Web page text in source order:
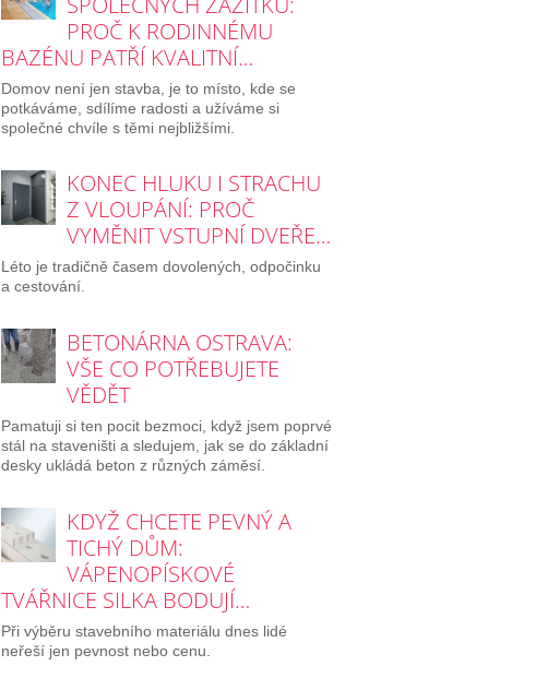
PROČ K RODINNÉMU
BAZÉNU PATŘÍ KVALITNÍ…
Domov není jen stavba, je to místo, kde se
potkáváme, sdílíme radosti a užíváme si
společné chvíle s těmi nejbližšími.
KONEC HLUKU I STRACHU
Z VLOUPÁNÍ: PROČ
VYMĚNIT VSTUPNÍ DVEŘE…
Léto je tradičně časem dovolených, odpočinku
a cestování.
BETONÁRNA OSTRAVA:
VŠE CO POTŘEBUJETE
VĚDĚT
Pamatuji si ten pocit bezmoci, když jsem poprvé
stál na staveništi a sledujem, jak se do základní
desky ukládá beton z různých záměsí.
KDYŽ CHCETE PEVNÝ A
TICHÝ DŮM:
VÁPENOPÍSKOVÉ
TVÁŘNICE SILKA BODUJÍ…
Při výběru stavebního materiálu dnes lidé
neřeší jen pevnost nebo cenu.